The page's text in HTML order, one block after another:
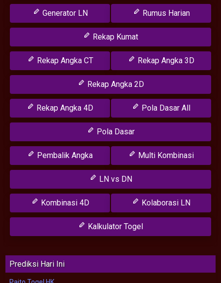
Generator LN Rumus Harian
Rekap Kumat
Rekap Angka CT Rekap Angka 3D
Rekap Angka 2D
Rekap Angka 4D Pola Dasar All
Pola Dasar
Pembalik Angka Multi Kombinasi
LN vs DN
Kombinasi 4D Kolaborasi LN
Kalkulator Togel
Prediksi Hari Ini